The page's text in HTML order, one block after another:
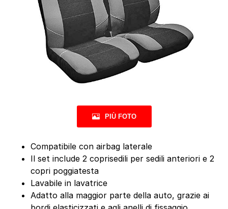
PIÙ FOTO
Compatibile con airbag laterale
Il set include 2 coprisedili per sedili anteriori e 2
copri poggiatesta
Lavabile in lavatrice
Adatto alla maggior parte della auto, grazie ai